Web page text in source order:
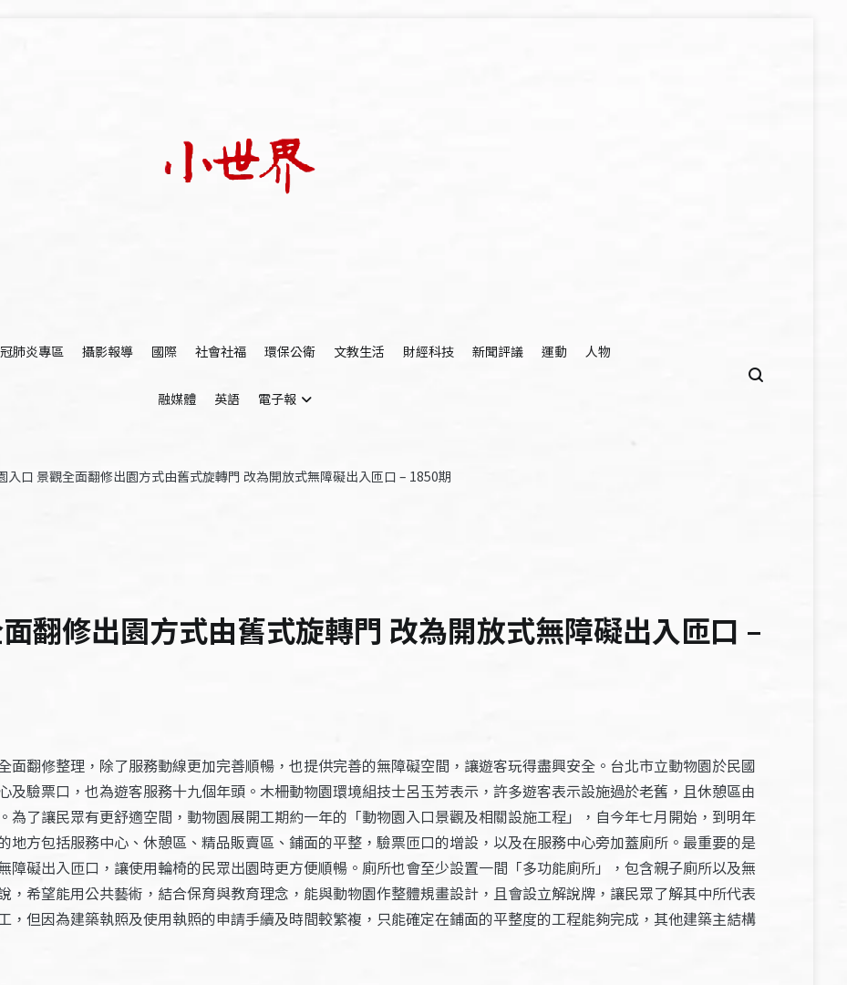
肺炎專區 攝影報導 國際 社會社福 環保公衛 文教生活 財經科技 新聞評議 運動 人物
融媒體 英語 電子報
入口 景觀全面翻修出園方式由舊式旋轉門 改為開放式無障礙出入匝口 – 1850期
翻修出園方式由舊式旋轉門 改為開放式無障礙出入匝口 –
面翻修整理，除了服務動線更加完善順暢，也提供完善的無障礙空間，讓遊客玩得盡興安全。台北市立動物園於民國
及驗票口，也為遊客服務十九個年頭。木柵動物園環境組技士呂玉芳表示，許多遊客表示設施過於老舊，且休憩區由
為了讓民眾有更舒適空間，動物園展開工期約一年的「動物園入口景觀及相關設施工程」，自今年七月開始，到明年
地方包括服務中心、休憩區、精品販賣區、鋪面的平整，驗票匝口的增設，以及在服務中心旁加蓋廁所。最重要的是
障礙出入匝口，讓使用輪椅的民眾出園時更方便順暢。廁所也會至少設置一間「多功能廁所」，包含親子廁所以及無
，希望能用公共藝術，結合保育與教育理念，能與動物園作整體規畫設計，且會設立解說牌，讓民眾了解其中所代表
，但因為建築執照及使用執照的申請手續及時間較繁複，只能確定在鋪面的平整度的工程能夠完成，其他建築主結構